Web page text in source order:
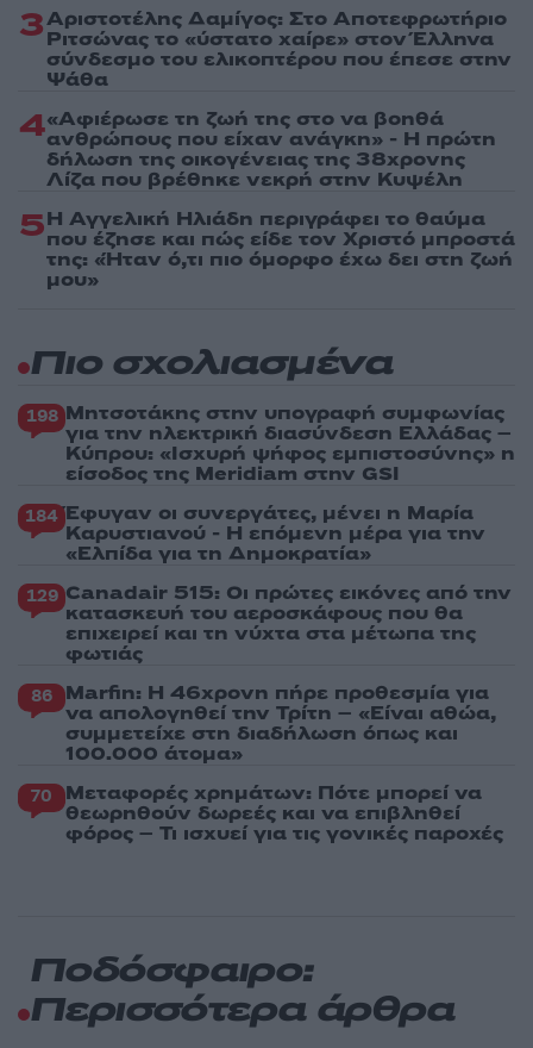
3Αριστοτέλης Δαμίγος: Στο Αποτεφρωτήριο
Ριτσώνας το «ύστατο χαίρε» στον Έλληνα
σύνδεσμο του ελικοπτέρου που έπεσε στην
Ψάθα
4«Αφιέρωσε τη ζωή της στο να βοηθά
ανθρώπους που είχαν ανάγκη» - Η πρώτη
δήλωση της οικογένειας της 38χρονης
Λίζα που βρέθηκε νεκρή στην Κυψέλη
5Η Αγγελική Ηλιάδη περιγράφει το θαύμα
που έζησε και πώς είδε τον Χριστό μπροστά
της: «Ήταν ό,τι πιο όμορφο έχω δει στη ζωή
μου»
Πιο σχολιασμένα
198 Μητσοτάκης στην υπογραφή συμφωνίας
για την ηλεκτρική διασύνδεση Ελλάδας –
Κύπρου: «Ισχυρή ψήφος εμπιστοσύνης» η
είσοδος της Meridiam στην GSI
184 Έφυγαν οι συνεργάτες, μένει η Μαρία
Καρυστιανού - Η επόμενη μέρα για την
«Ελπίδα για τη Δημοκρατία»
129 Canadair 515: Οι πρώτες εικόνες από την
κατασκευή του αεροσκάφους που θα
επιχειρεί και τη νύχτα στα μέτωπα της
φωτιάς
86 Marfin: Η 46χρονη πήρε προθεσμία για
να απολογηθεί την Τρίτη – «Είναι αθώα,
συμμετείχε στη διαδήλωση όπως και
100.000 άτομα»
70 Μεταφορές χρημάτων: Πότε μπορεί να
θεωρηθούν δωρεές και να επιβληθεί
φόρος – Τι ισχυεί για τις γονικές παροχές
Ποδόσφαιρο:
Περισσότερα άρθρα